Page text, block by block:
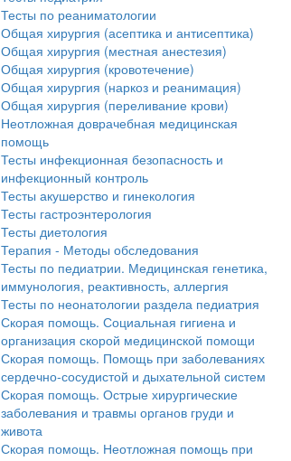
Тесты по реаниматологии
Общая хирургия (асептика и антисептика)
Общая хирургия (местная анестезия)
Общая хирургия (кровотечение)
Общая хирургия (наркоз и реанимация)
Общая хирургия (переливание крови)
Неотложная доврачебная медицинская
помощь
Тесты инфекционная безопасность и
инфекционный контроль
Тесты акушерство и гинекология
Тесты гастроэнтерология
Тесты диетология
Терапия - Методы обследования
Тесты по педиатрии. Медицинская генетика,
иммунология, реактивность, аллергия
Тесты по неонатологии раздела педиатрия
Скорая помощь. Социальная гигиена и
организация скорой медицинской помощи
Скорая помощь. Помощь при заболеваниях
сердечно-сосудистой и дыхательной систем
Скорая помощь. Острые хирургические
заболевания и травмы органов груди и
живота
Скорая помощь. Неотложная помощь при